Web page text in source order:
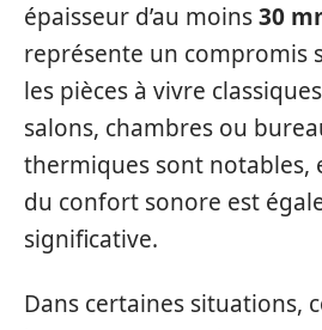
épaisseur d’au moins30
représente un compromis
les pièces à vivre
salons, chambres ou
thermiques sont notables,
du confort sonore est
significative.
Dans certaines situations,